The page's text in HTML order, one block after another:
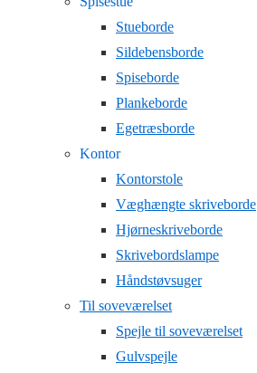
Stueborde
Sildebensborde
Spiseborde
Plankeborde
Egetræsborde
Kontor
Kontorstole
Væghængte skriveborde
Hjørneskriveborde
Skrivebordslampe
Håndstøvsuger
Til soveværelset
Spejle til soveværelset
Gulvspejle